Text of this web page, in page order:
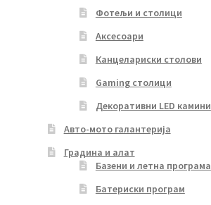
Фотељи и столици
Аксесоари
Канцелариски столови
Gaming столици
Декоративни LED камини
Авто-мото галантерија
Градина и алат
Базени и летна програма
Батериски програм